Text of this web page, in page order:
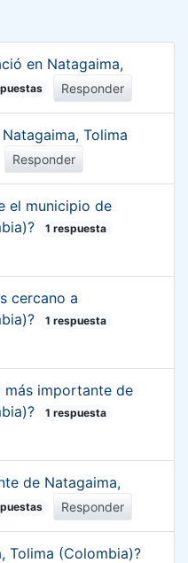
en Natagaima,
Responder
Tolima
Responder
el municipio de
1 respuesta
cercano a
1 respuesta
más importante de
1 respuesta
de Natagaima,
Responder
Tolima (Colombia)?